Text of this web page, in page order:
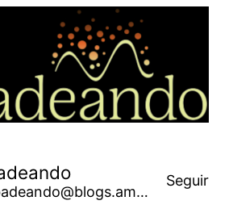
@ribadeando@blogs.amarinha.gal
Seguir